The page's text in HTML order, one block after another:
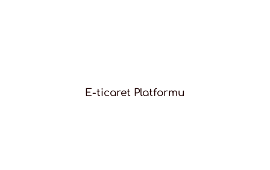
E-ticaret Platformu